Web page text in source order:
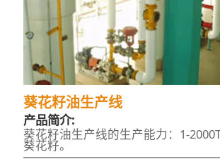
葵花籽油生产线
产品简介:
葵花籽油生产线的生产能力：1-
葵花籽。